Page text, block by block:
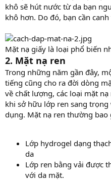
khô sẽ hút nước từ da bạn
khô hơn. Do đó, bạn cần
Mặt nạ giấy là loại phổ biến
2. Mặt nạ ren
Trong những năm gần đây,
tiếng cũng cho ra đời dòng
về chất lượng, các loại mặt
khi sở hữu lớp ren sang
dụng. Mặt nạ ren thường bao
Lớp hydrogel dạng
da
Lớp ren bằng vải được
với da mặt.